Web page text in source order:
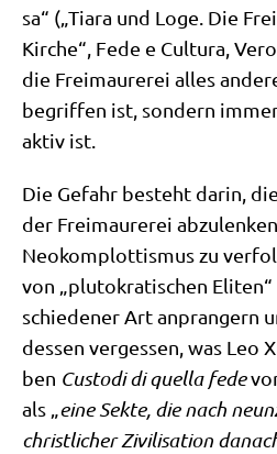
sa“ („Tia­ra und Loge. Die
Kir­che“, Fede e Cul­tu­ra,
die Frei­mau­re­rei alles
begrif­fen ist, son­dern
aktiv ist.
Die Gefahr besteht dar­in,
der Frei­mau­re­rei
Neo­kom­plot­tis­mus zu
von „plu­to­kra­ti­schen
schie­de­ner Art anpran­gern
des­sen ver­ges­sen, was Leo
ben Cus­to­di di quella fede
als „eine Sek­te, die nach
christ­li­cher Zivi­li­sa­ti­on